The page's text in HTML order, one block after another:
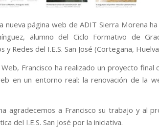
nueva página web de ADIT Sierra Morena
alumno del Ciclo Formativo de
Redes del I.E.S. San José (Cortegana,
Francisco ha realizado un proyecto final
en un entorno real: la renovación de la
agradecemos a Francisco su trabajo y al
del I.E.S. San José por la iniciativa.